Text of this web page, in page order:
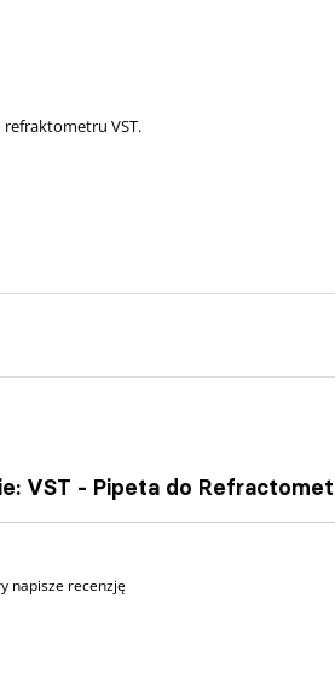
VST.
VST - Pipeta do
napisze recenzję